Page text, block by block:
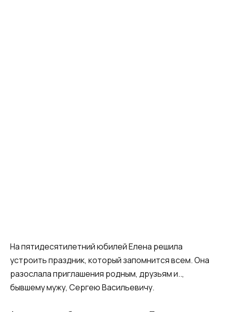
На пятидесятилетний юбилей Елена решила
устроить праздник, который запомнится всем. Она
разослала приглашения родным, друзьям и..,
бывшему мужу, Сергею Васильевичу.